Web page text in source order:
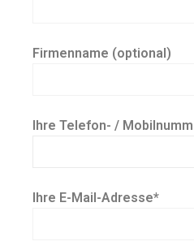
Firmenname (optional)
Ihre Telefon- /
Ihre E-Mail-Adresse*